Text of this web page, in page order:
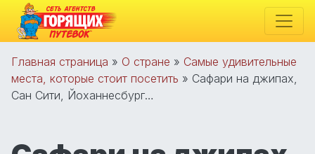
Главная страница » О стране » Самые удивительные
места, которые стоит посетить » Сафари на джипах,
Сан Сити, Йоханнесбург…